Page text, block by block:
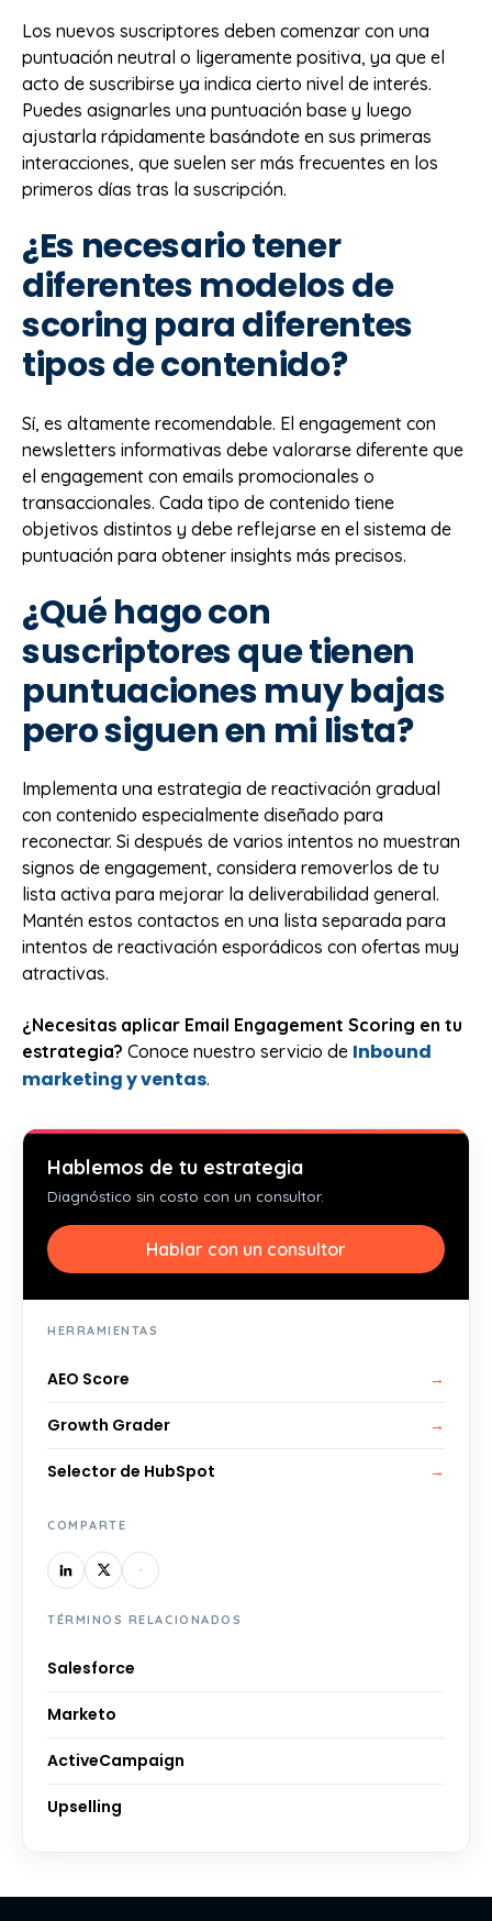
Los nuevos suscriptores deben comenzar con una
puntuación neutral o ligeramente positiva, ya que el
acto de suscribirse ya indica cierto nivel de interés.
Puedes asignarles una puntuación base y luego
ajustarla rápidamente basándote en sus primeras
interacciones, que suelen ser más frecuentes en los
primeros días tras la suscripción.
¿Es necesario tener
diferentes modelos de
scoring para diferentes
tipos de contenido?
Sí, es altamente recomendable. El engagement con
newsletters informativas debe valorarse diferente que
el engagement con emails promocionales o
transaccionales. Cada tipo de contenido tiene
objetivos distintos y debe reflejarse en el sistema de
puntuación para obtener insights más precisos.
¿Qué hago con
suscriptores que tienen
puntuaciones muy bajas
pero siguen en mi lista?
Implementa una estrategia de reactivación gradual
con contenido especialmente diseñado para
reconectar. Si después de varios intentos no muestran
signos de engagement, considera removerlos de tu
lista activa para mejorar la deliverabilidad general.
Mantén estos contactos en una lista separada para
intentos de reactivación esporádicos con ofertas muy
atractivas.
¿Necesitas aplicar Email Engagement Scoring en tu
estrategia? Conoce nuestro servicio de Inbound
marketing y ventas.
Hablemos de tu estrategia
Diagnóstico sin costo con un consultor.
Hablar con un consultor
HERRAMIENTAS
AEO Score →
Growth Grader →
Selector de HubSpot →
COMPARTE
TÉRMINOS RELACIONADOS
Salesforce
Marketo
ActiveCampaign
Upselling